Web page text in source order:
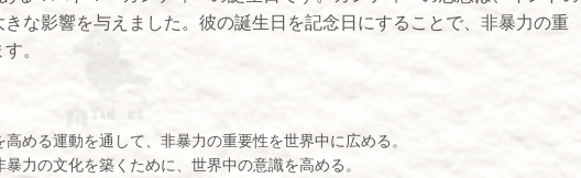
な影響を与えました。彼の誕生日を記念日にすることで、非暴力の重
。
める運動を通して、非暴力の重要性を世界中に広める。
力の文化を築くために、世界中の意識を高める。